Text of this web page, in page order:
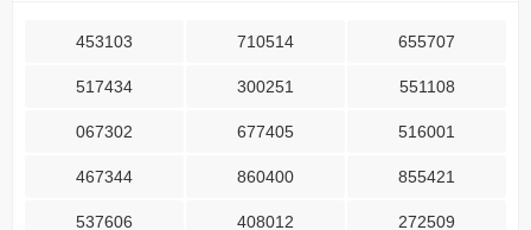
453103 710514 655707
517434 300251 551108
067302 677405 516001
467344 860400 855421
537606 408012 272509